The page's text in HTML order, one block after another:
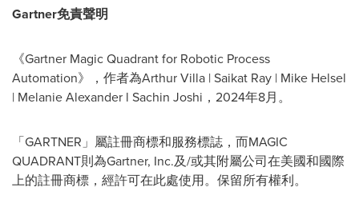
Gartner免責聲明
《Gartner Magic Quadrant for Robotic Process
Automation》，作者為Arthur Villa |Saikat Ray | Mike Helsel
| Melanie Alexander l Sachin Joshi，2024年8月。
「GARTNER」屬註冊商標和服務標誌，而MAGIC
QUADRANT則為Gartner, Inc.及/或其附屬公司在美國和國際
上的註冊商標，經許可在此處使用。保留所有權利。